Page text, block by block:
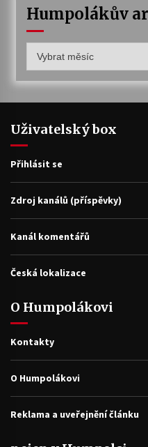
Humpolákův
archiv
Uživatelský box
Přihlásit se
Zdroj kanálů (příspěvky)
Kanál komentářů
Česká lokalizace
O Humpolákovi
Kontakty
O Humpolákovi
Reklama a uveřejnění článku